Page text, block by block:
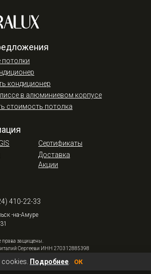
Подробнее ОК
права защищены.
Сергееви ИНН 270312885398
кондиционер
в алюминиевом корпусе
Сертификаты
Доставка
Акции
-на-Амуре
410-22-33
стоимость потолка